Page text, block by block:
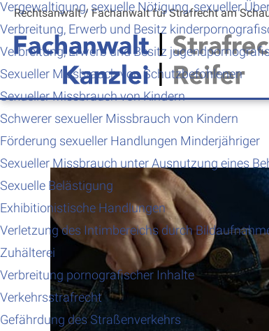
Rechtsanwalt / Fachanwalt für Strafrechtam
Vergewaltigung, sexuelle Nötigung, sexueller
Verbreitung, Erwerb und Besitz
Verbreitung, Erwerb und Besitz
Sexueller Missbrauch von Schutzbefohlenen
Sexueller Missbrauch von Kindern
Schwerer sexueller Missbrauch von Kindern
Förderung sexueller Handlungen Minderjähriger
Sexueller Missbrauch unter Ausnutzung eines
Sexuelle Belästigung
Exhibitionistische Handlungen
Verletzung des Intimbereichs durch
Zuhälterei
Verbreitung pornografischer Inhalte
Verkehrsstrafrecht
Gefährdung des Straßenverkehrs